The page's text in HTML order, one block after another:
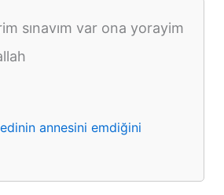
sınavım var ona yorayim
annesini emdiğini